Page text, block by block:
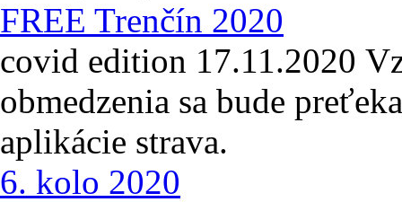
FREE Trenčín 2020
covid edition 17.11.2020
obmedzenia sa bude
aplikácie strava.
6. kolo 2020